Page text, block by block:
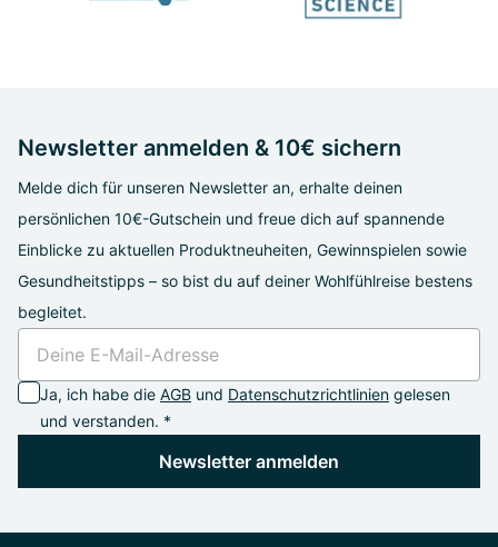
Newsletter anmelden & 10€ sichern
Melde dich für unseren Newsletter an, erhalte deinen
persönlichen 10€-Gutschein und freue dich auf spannende
Einblicke zu aktuellen Produktneuheiten, Gewinnspielen sowie
Gesundheitstipps – so bist du auf deiner Wohlfühlreise bestens
begleitet.
Ja, ich habe die AGB und Datenschutzrichtlinien gelesen
und verstanden. *
Newsletter anmelden